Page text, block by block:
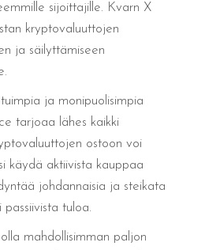
sijoittajille. Kvarn X
kryptovaluuttojen
ja säilyttämiseen
ja monipuolisimpia
tarjoaa lähes kaikki
ostoon voi
käydä aktiivista kauppaa
johdannaisia ja steikata
passiivista tuloa.
mahdollisimman paljon